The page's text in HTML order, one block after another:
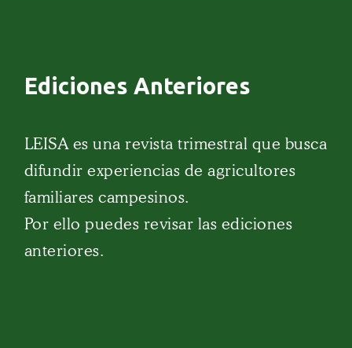
Ediciones Anteriores
LEISA es una revista trimestral que busca
difundir experiencias de agricultores
familiares campesinos.
Por ello puedes revisar las ediciones
anteriores.